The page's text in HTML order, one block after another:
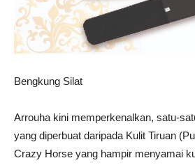
Bengkung Silat
Arrouha kini memperkenalkan, satu-
yang diperbuat daripada Kulit Tiruan
Crazy Horse yang hampir menyamai